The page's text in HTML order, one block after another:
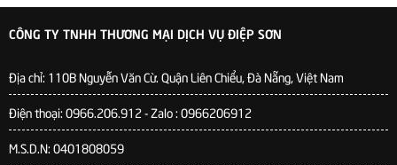
CÔNG TY TNHH THƯƠNG MẠI DỊCH VỤ ĐIỆP SƠN
Địa chỉ: 110B Nguyễn Văn Cừ. Quận Liên Chiểu, Đà Nẵng, Việt Nam
Điện thoại: 0966.206.912 - Zalo : 0966206912
M.S.D.N: 0401808059